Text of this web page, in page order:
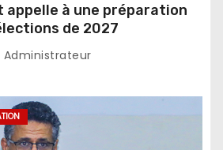
appelle à une préparation
de 2027
Administrateur